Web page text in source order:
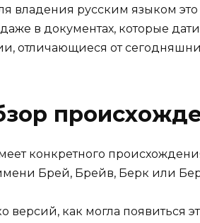
владения русским языком
в документах, которые
отличающиеся от
конкретного
Брей, Брейв, Берк или
версий, как могла появиться